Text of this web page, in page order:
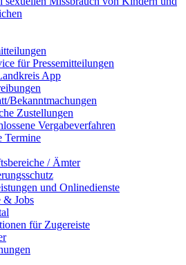
für Pressemitteilungen
App
Bekanntmachungen
Zustellungen
Vergabeverfahren
Termine
/ Ämter
und Onlinedienste
& Jobs
für Zugereiste